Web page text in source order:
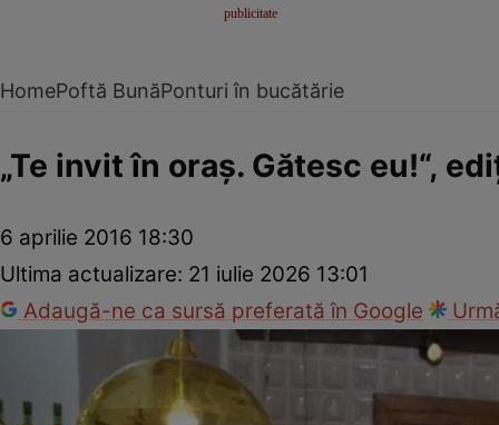
HomePoftă BunăPonturi în bucătărie
„Te invit în oraş. Gătesc eu!“,
6 aprilie 2016 18:30
Ultima actualizare: 21 iulie 2026 13:01
Adaugă-ne ca sursă preferată în Google